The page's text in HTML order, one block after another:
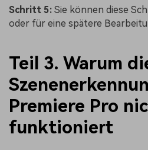
Schritt 5: Sie können diese
oder für eine spätere
Teil 3. Warum
Premiere Pro
funktioniert